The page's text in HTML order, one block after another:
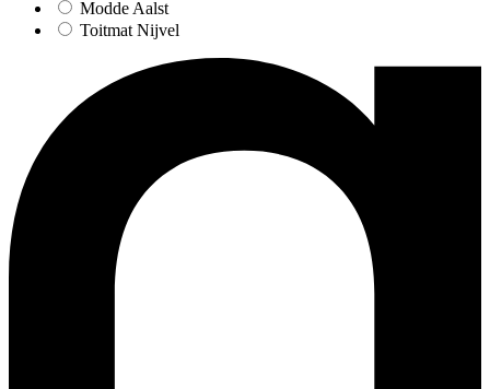
Modde Aalst
Toitmat Nijvel